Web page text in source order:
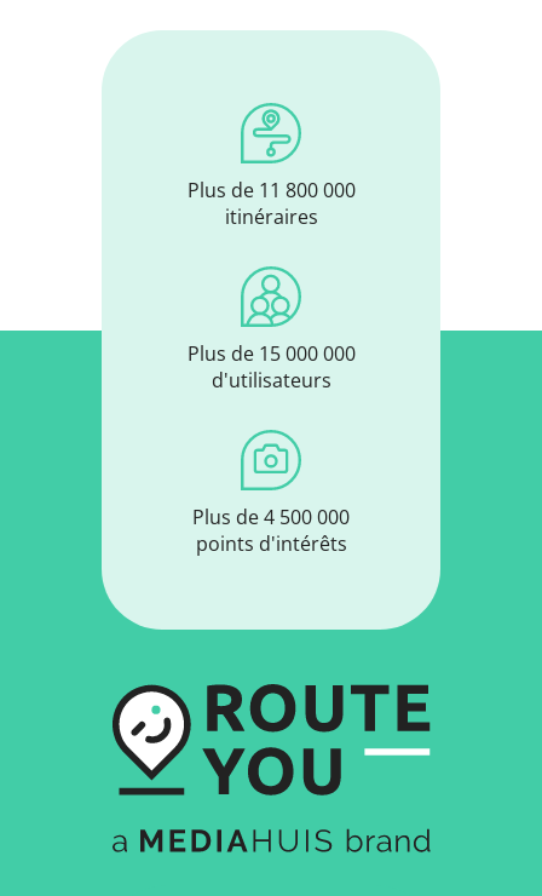
Plus de 11 800 000
itinéraires
Plus de 15 000 000
d'utilisateurs
Plus de 4 500 000
points d'intérêts